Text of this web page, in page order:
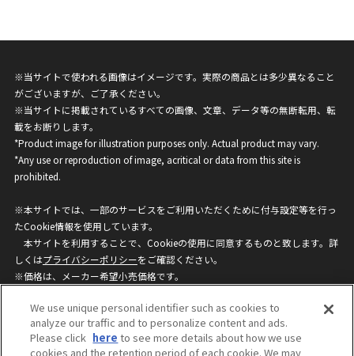
※当サイトで使われる画像はイメージです。実際の商品とは多少異なること
がございますが、ご了承ください。
※当サイトに掲載されているすべての画像、文章、データ等の無断転用、転
載をお断りします。
*Product image for illustration purposes only. Actual product may vary.
*Any use or reproduction of image, acritical or data from this site is
prohibited.
※本サイトでは、一部のサービスをご利用いただくために付与設定等を行っ
たCookie情報を使用しています。
本サイトを利用することで、Cookieの使用に同意するものと致します。詳
しくはプライバシーポリシーをご確認ください。
※価格は、メーカー希望小売価格です。
ざいますのでご了承ください。
We use unique personal identifier such as cookies to
analyze our traffic and to personalize content and ads.
Please click here to see more details about how we use
cookies and the retention period of each cookie. We may